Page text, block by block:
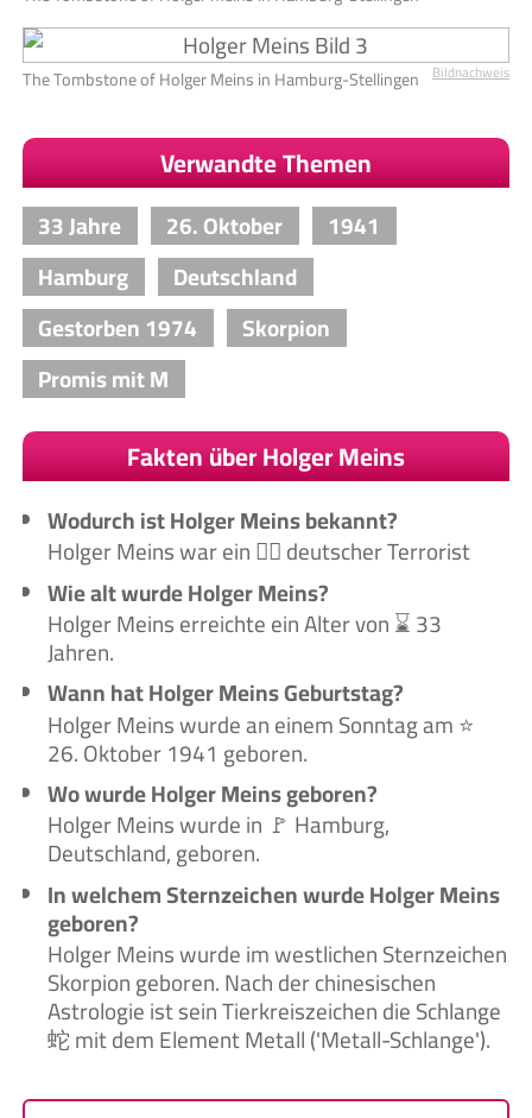
Bildnachweis
The Tombstone of Holger Meins in Hamburg-Stellingen
Verwandte Themen
33 Jahre 26. Oktober
1941
Hamburg
Deutschland
Gestorben 1974
Skorpion
Promis mit M
Fakten über Holger Meins
Wodurch ist Holger Meins bekannt?
Holger Meins war ein 🙋‍♂️ deutscher Terrorist
Wie alt wurde Holger Meins?
Holger Meins erreichte ein Alter von ⌛ 33
Jahren.
Wann hat Holger Meins Geburtstag?
Holger Meins wurde an einem Sonntag am ⭐
26. Oktober 1941 geboren.
Wo wurde Holger Meins geboren?
Holger Meins wurde in 🚩 Hamburg,
Deutschland, geboren.
In welchem Sternzeichen wurde Holger Meins
geboren?
Holger Meins wurde im westlichen Sternzeichen
Skorpion geboren. Nach der chinesischen
Astrologie ist sein Tierkreiszeichen die Schlange
蛇 mit dem Element Metall ('Metall-Schlange').